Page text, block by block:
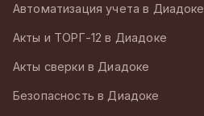
Автоматизация учета в Диадоке
Акты и ТОРГ-12 в Диадоке
Акты сверки в Диадоке
Безопасность в Диадоке